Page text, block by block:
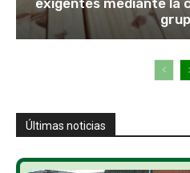
Últimas noticias